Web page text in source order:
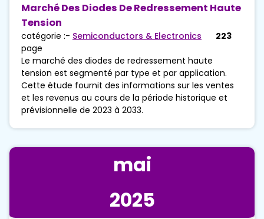
Marché Des Diodes De Redressement Haute
Tension
catégorie :- Semiconductors & Electronics
223
page
Le marché des diodes de redressement haute
tension est segmenté par type et par application.
Cette étude fournit des informations sur les ventes
et les revenus au cours de la période historique et
prévisionnelle de 2023 à 2033.
mai
2025